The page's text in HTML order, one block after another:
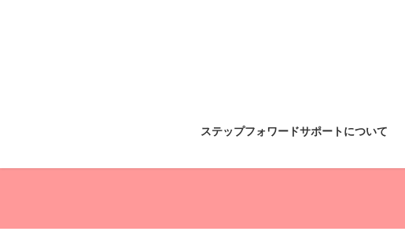
ステップフォワードサポートについて